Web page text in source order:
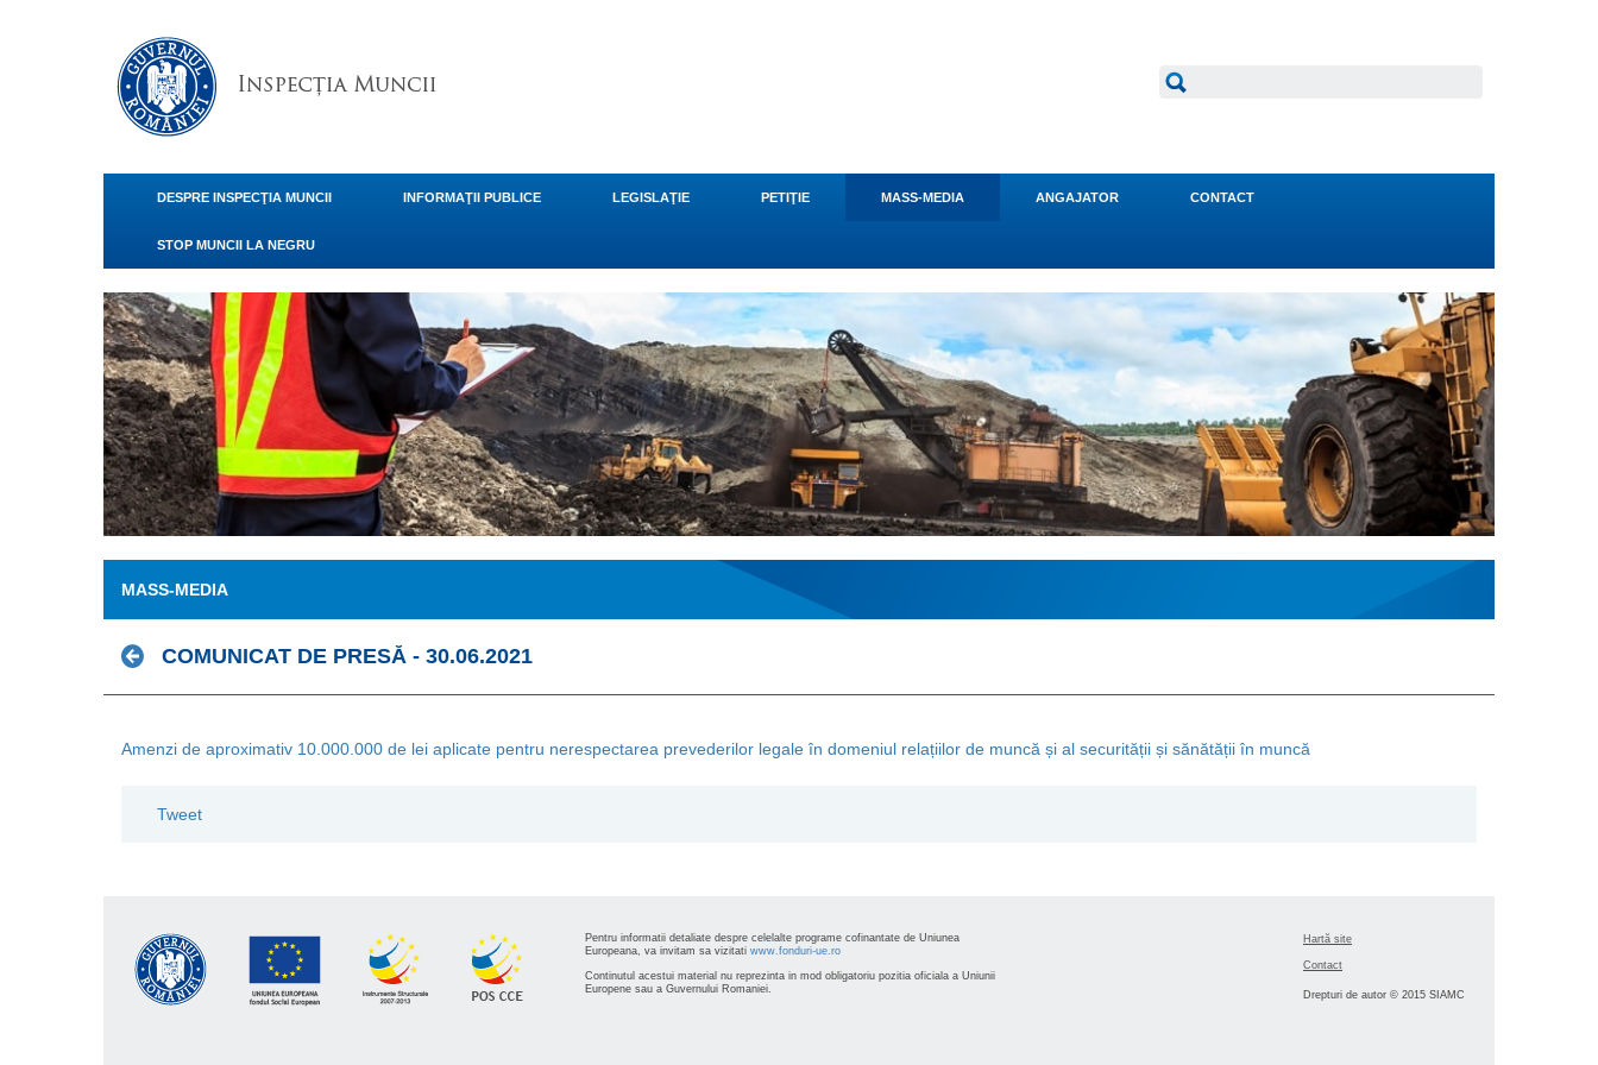
DESPRE INSPECŢIA MUNCII INFORMAŢII PUBLICE LEGISLAŢIE PETIŢIE MASS-MEDIA ANGAJATOR CONTACT
STOP MUNCII LA NEGRU
MASS-MEDIA
COMUNICAT DE PRESĂ - 30.06.2021
Amenzi de aproximativ 10.000.000 de lei aplicate pentru nerespectarea prevederilor legale în domeniul relațiilor de muncă și al securității și sănătății în muncă
Tweet
Pentru informatii detaliate despre celelalte programe cofinantate de Uniunea
Europeana, va invitam sa vizitati www.fonduri-ue.ro
Continutul acestui material nu reprezinta in mod obligatoriu pozitia oficiala a Uniunii
Europene sau a Guvernului Romaniei.
Hartă site
Contact
Drepturi de autor © 2015 SIAMC